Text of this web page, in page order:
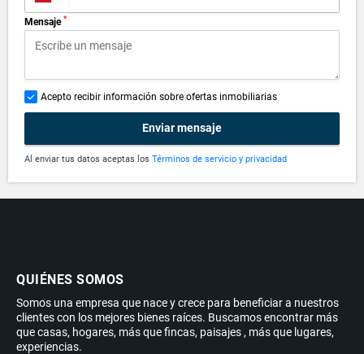
Mensaje *
Acepto recibir información sobre ofertas inmobiliarias
Enviar mensaje
Al enviar tus datos aceptas los Términos de servicio y privacidad
QUIÉNES SOMOS
Somos una empresa que nace y crece para beneficiar a nuestros
clientes con los mejores bienes raíces. Buscamos encontrar más
que casas, hogares, más que fincas, paisajes , más que lugares,
experiencias.